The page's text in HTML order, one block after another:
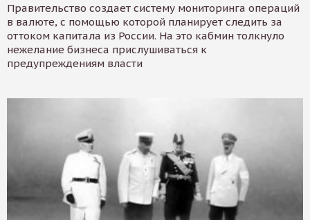
Правительство создает систему мониторинга операций
в валюте, с помощью которой планирует следить за
оттоком капитала из России. На это кабмин толкнуло
нежелание бизнеса прислушиваться к
предупреждениям власти